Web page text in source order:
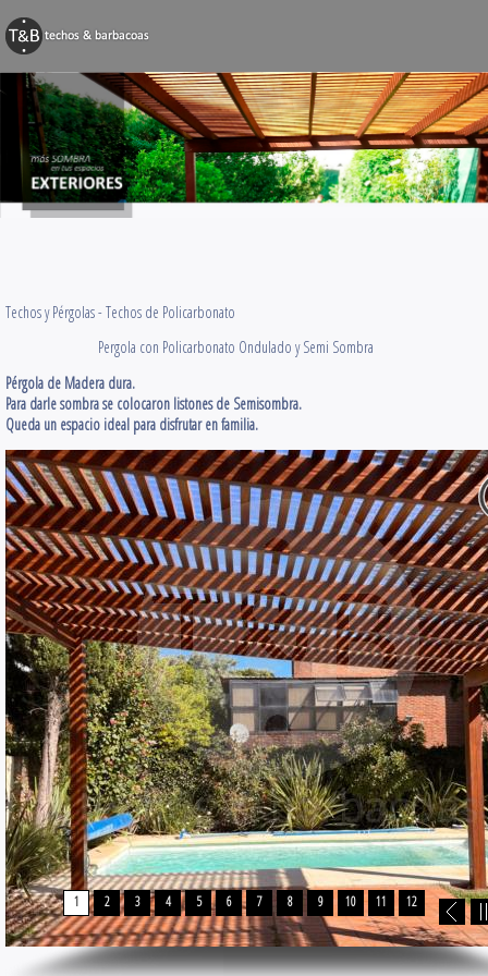
Decks y
Obras Varias
Contacto
Techos y Pérgolas - Techos de Policarbonato
Pergola con Policarbonato Ondulado y Semi Sombra
Pérgola de Madera dura.
Para darle sombra se colocaron listones de Semisombra.
Queda un espacio ideal para disfrutar en familia.
1 2 3 4 5 6 7 8 9 10 11 12